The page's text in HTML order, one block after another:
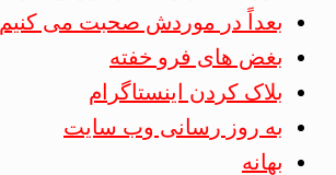
بعداً در موردش صحبت می کنیم
بغض های فرو خفته
بلاک کردن اینستاگرام
به روز رسانی وب سایت
بهانه